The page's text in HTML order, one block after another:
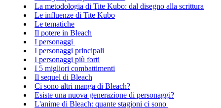
La metodologia di Tite Kubo: dal disegno alla scrittura
Le influenze di Tite Kubo
Le tematiche
Il potere in Bleach
I personaggi
I personaggi principali
I personaggi più forti
I 5 migliori combattimenti
Il sequel di Bleach
Ci sono altri manga di Bleach?
Esiste una nuova generazione di personaggi?
L'anime di Bleach: quante stagioni ci sono